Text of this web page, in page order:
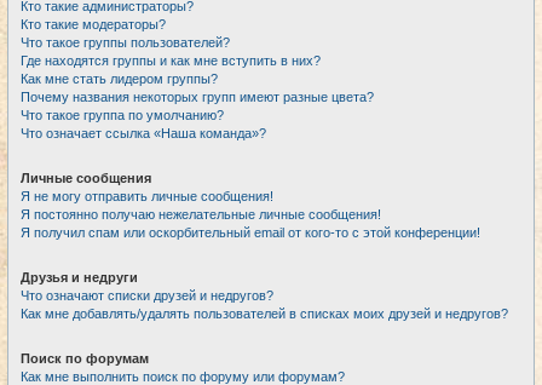
Кто такие администраторы?
Кто такие модераторы?
Что такое группы пользователей?
Где находятся группы и как мне вступить в них?
Как мне стать лидером группы?
Почему названия некоторых групп имеют разные цвета?
Что такое группа по умолчанию?
Что означает ссылка «Наша команда»?
Личные сообщения
Я не могу отправить личные сообщения!
Я постоянно получаю нежелательные личные сообщения!
Я получил спам или оскорбительный email от кого-то с этой конференции!
Друзья и недруги
Что означают списки друзей и недругов?
Как мне добавлять/удалять пользователей в списках моих друзей и недругов?
Поиск по форумам
Как мне выполнить поиск по форуму или форумам?